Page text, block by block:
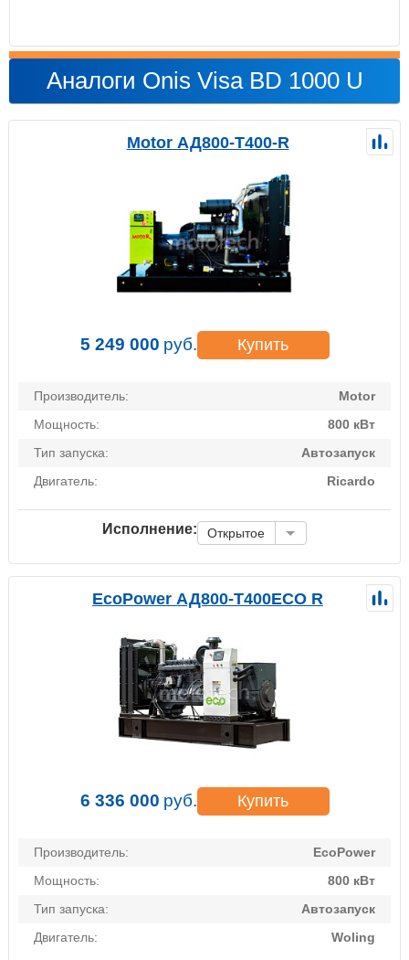
Аналоги Onis Visa BD 1000 U
Motor АД800-Т400-R
5 249 000 руб. Купить
Производитель:
Motor
Мощность:
800 кВт
Тип запуска:
Автозапуск
Двигатель:
Ricardo
Исполнение: Открытое
EcoPower АД800-T400ECO R
6 336 000 руб. Купить
Производитель:
EcoPower
Мощность:
800 кВт
Тип запуска:
Автозапуск
Двигатель:
Woling